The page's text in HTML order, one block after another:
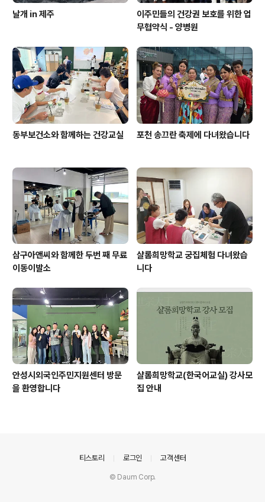
날개 in 제주
이주민들의 건강권 보호를 위한 업
무협약식 - 양병원
동부보건소와 함께하는 건강교실 포천 송끄란 축제에 다녀왔습니다
삼구아앤씨와 함께한 두번 째 무료
이동이발소
샬롬희망학교 궁집체험 다녀왔습
니다
안성시외국인주민지원센터 방문
을 환영합니다
샬롬희망학교(한국어교실) 강사모
집 안내
티스토리 로그인 고객센터
© Daum Corp.